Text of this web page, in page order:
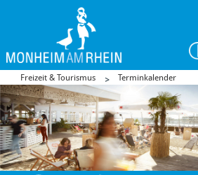
Freizeit & Tourismus Terminkalender